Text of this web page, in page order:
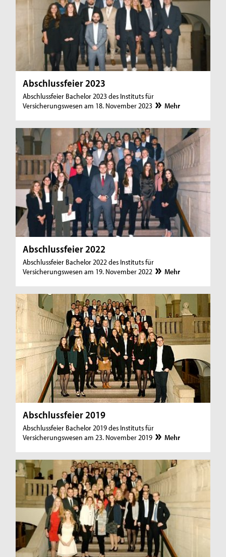
Abschlussfeier 2023
Abschlussfeier Bachelor 2023 des Instituts für
Versicherungswesen am 18. November 2023
Mehr
Abschlussfeier 2022
Abschlussfeier Bachelor 2022 des Instituts für
Versicherungswesen am 19. November 2022
Mehr
Abschlussfeier 2019
Abschlussfeier Bachelor 2019 des Instituts für
Versicherungswesen am 23. November 2019
Mehr